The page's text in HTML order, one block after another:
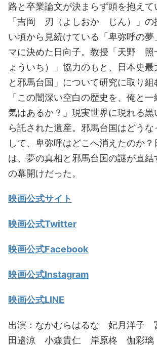
路と卒業論文が決まらず頭を抱え
「吉岡 刃（よしおか じん）」の
い頃から見続けている「卑弥呼の夢
マに決めた日向子。教授「天野
ょういち）」協力のもと、日本史
と邪馬台国」について研究に取り組
「この闇深い空白の歴史を、俺と
気はあるか？」現実世界に現れる
ら託された遺産。邪馬台国はどう
して、卑弥呼はどこへ消えたのか
は、夢の真相と邪馬台国の謎が直結
の幕開けだった。
映画公式サイト
映画公式Twitter
映画公式Facebook
映画公式Instagram
映画公式LINE
出演：なかむらはるな 妃月洋子
田邉涼 小森貴仁 岸原柊 伽彩